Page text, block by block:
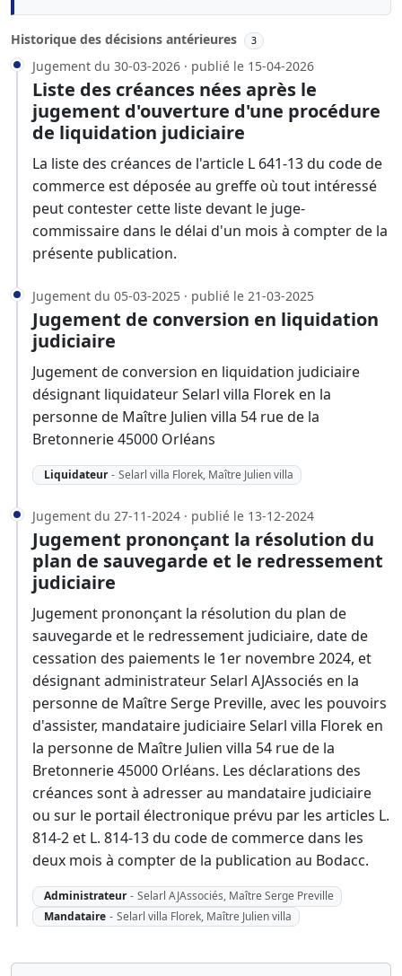
Historique des décisions antérieures 3
Jugement du 30-03-2026 · publié le 15-04-2026
Liste des créances nées après le
jugement d'ouverture d'une procédure
de liquidation judiciaire
La liste des créances de l'article L 641-13 du code de
commerce est déposée au greffe où tout intéressé
peut contester cette liste devant le juge-
commissaire dans le délai d'un mois à compter de la
présente publication.
Jugement du 05-03-2025 · publié le 21-03-2025
Jugement de conversion en liquidation
judiciaire
Jugement de conversion en liquidation judiciaire
désignant liquidateur Selarl villa Florek en la
personne de Maître Julien villa 54 rue de la
Bretonnerie 45000 Orléans
Liquidateur - Selarl villa Florek, Maître Julien villa
Jugement du 27-11-2024 · publié le 13-12-2024
Jugement prononçant la résolution du
plan de sauvegarde et le redressement
judiciaire
Jugement prononçant la résolution du plan de
sauvegarde et le redressement judiciaire, date de
cessation des paiements le 1er novembre 2024, et
désignant administrateur Selarl AJAssociés en la
personne de Maître Serge Preville, avec les pouvoirs
d'assister, mandataire judiciaire Selarl villa Florek en
la personne de Maître Julien villa 54 rue de la
Bretonnerie 45000 Orléans. Les déclarations des
créances sont à adresser au mandataire judiciaire
ou sur le portail électronique prévu par les articles L.
814-2 et L. 814-13 du code de commerce dans les
deux mois à compter de la publication au Bodacc.
Administrateur - Selarl AJAssociés, Maître Serge Preville
Mandataire - Selarl villa Florek, Maître Julien villa